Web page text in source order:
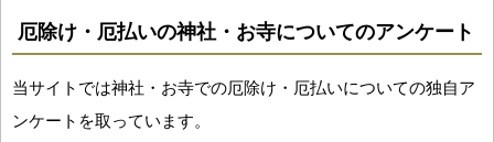
厄除け・厄払いの神社・お寺についてのアンケート
当サイトでは神社・お寺での厄除け・厄払いについての独自ア
ンケートを取っています。